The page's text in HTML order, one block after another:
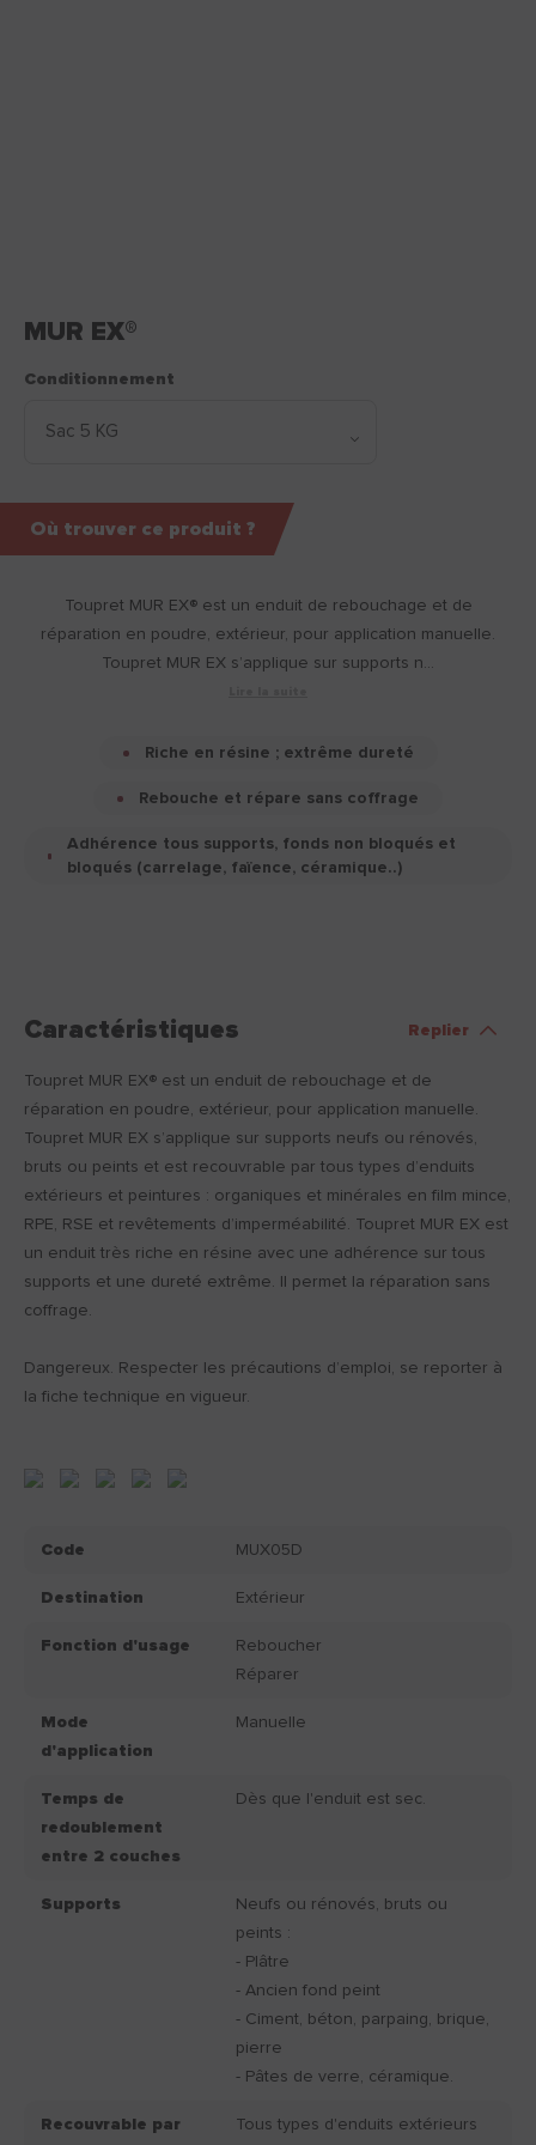
MUR EX®
Toupret MUR EX® est un enduit de rebouchage et de
réparation en poudre, extérieur, pour application manuelle.
Toupret MUR EX s’applique sur supports n...
Conditionnement
Riche en résine ; extrême dureté
Rebouche et répare sans coffrage
Adhérence tous supports, fonds non bloqués et
bloqués (carrelage, faïence, céramique..)
Où trouver ce produit ?
Caractéristiques Replier
Toupret MUR EX® est un enduit de rebouchage et de
réparation en poudre, extérieur, pour application manuelle.
Toupret MUR EX s’applique sur supports neufs ou rénovés,
bruts ou peints et est recouvrable par tous types d’enduits
extérieurs et peintures : organiques et minérales en film mince,
RPE, RSE et revêtements d’imperméabilité. Toupret MUR EX est
un enduit très riche en résine avec une adhérence sur tous
supports et une dureté extrême. Il permet la réparation sans
coffrage.
Dangereux. Respecter les précautions d’emploi, se reporter à
la fiche technique en vigueur.
Code MUX05D
Destination Extérieur
Fonction d'usage
Reboucher
Réparer
Mode
d'application
Manuelle
Temps de
redoublement
entre 2 couches
Dès que l'enduit est sec.
Supports
Neufs ou rénovés, bruts ou
peints :
- Plâtre
- Ancien fond peint
- Ciment, béton, parpaing, brique,
pierre
- Pâtes de verre, céramique.
Recouvrable par Tous types d'enduits extérieurs